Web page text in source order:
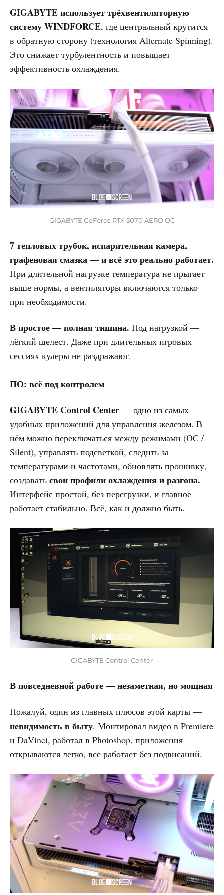
GIGABYTE использует трёхвентиляторную
систему WINDFORCE, где центральный крутится
в обратную сторону (технология Alternate Spinning).
Это снижает турбулентность и повышает
эффективность охлаждения.
GIGABYTE GeForce RTX 5070 AERO OC
7 тепловых трубок, испарительная камера,
графеновая смазка — и всё это реально работает.
При длительной нагрузке температура не прыгает
выше нормы, а вентиляторы включаются только
при необходимости.
В простое — полная тишина. Под нагрузкой —
лёгкий шелест. Даже при длительных игровых
сессиях кулеры не раздражают.
ПО: всё под контролем
GIGABYTE Control Center — одно из самых
удобных приложений для управления железом. В
нём можно переключаться между режимами (OC /
Silent), управлять подсветкой, следить за
температурами и частотами, обновлять прошивку,
создавать свои профили охлаждения и разгона.
Интерфейс простой, без перегрузки, и главное —
работает стабильно. Всё, как и должно быть.
GIGABYTE Control Center
В повседневной работе — незаметная, но мощная
Пожалуй, один из главных плюсов этой карты —
невидимость в быту. Монтировал видео в Premiere
и DaVinci, работал в Photoshop, приложения
открываются легко, все работает без подвисаний.